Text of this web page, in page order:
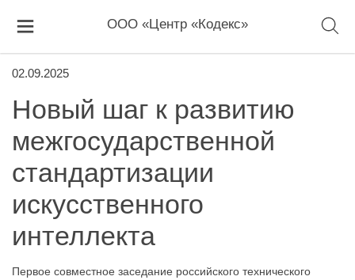
ООО «Центр «Кодекс»
02.09.2025
Новый шаг к развитию
межгосударственной
стандартизации
искусственного
интеллекта
Первое совместное заседание российского технического